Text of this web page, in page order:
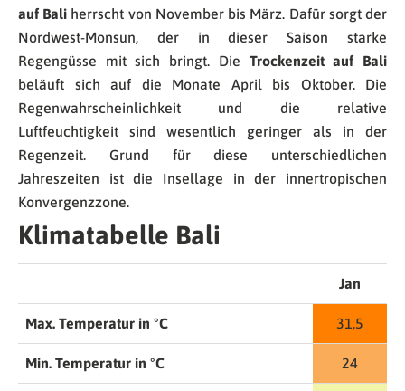
auf Bali herrscht von November bis März. Dafür sorgt der
Nordwest-Monsun, der in dieser Saison starke
Regengüsse mit sich bringt. Die Trockenzeit auf Bali
beläuft sich auf die Monate April bis Oktober. Die
Regenwahrscheinlichkeit und die relative
Luftfeuchtigkeit sind wesentlich geringer als in der
Regenzeit. Grund für diese unterschiedlichen
Jahreszeiten ist die Insellage in der innertropischen
Konvergenzzone.
Klimatabelle Bali
Jan
Max. Temperatur in °C 31,5
Min. Temperatur in °C 24